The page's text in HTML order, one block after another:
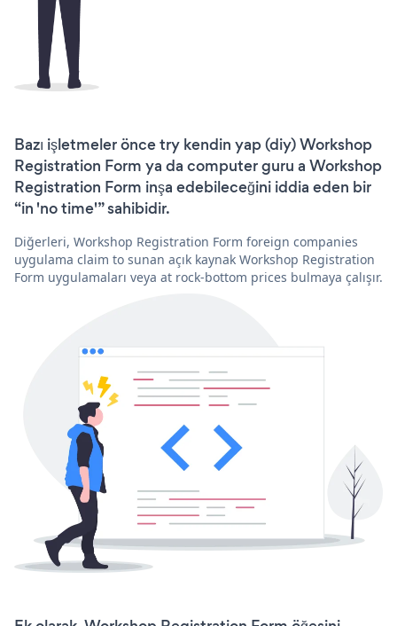
Bazı işletmeler önce try kendin yap (diy) Workshop
Registration Form ya da computer guru a Workshop
Registration Form inşa edebileceğini iddia eden bir
“in 'no time'” sahibidir.
Diğerleri, Workshop Registration Form foreign companies
uygulama claim to sunan açık kaynak Workshop Registration
Form uygulamaları veya at rock-bottom prices bulmaya çalışır.